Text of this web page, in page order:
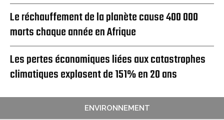
Le réchauffement de la planète cause 400 000
morts chaque année en Afrique
Les pertes économiques liées aux catastrophes
climatiques explosent de 151% en 20 ans
ENVIRONNEMENT